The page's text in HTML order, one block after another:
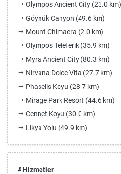
Olympos Ancient City (23.0 km)
Göynük Canyon (49.6 km)
Mount Chimaera (2.0 km)
Olympos Teleferik (35.9 km)
Myra Ancient City (80.3 km)
Nirvana Dolce Vita (27.7 km)
Phaselis Koyu (28.7 km)
Mirage Park Resort (44.6 km)
Cennet Koyu (30.0 km)
Likya Yolu (49.9 km)
# Hizmetler